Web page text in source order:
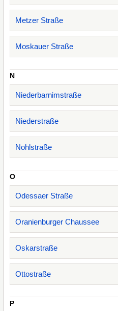
Metzer Straße
Moskauer Straße
N
Niederbarnimstraße
Niederstraße
Nohlstraße
O
Odessaer Straße
Oranienburger Chaussee
Oskarstraße
Ottostraße
P